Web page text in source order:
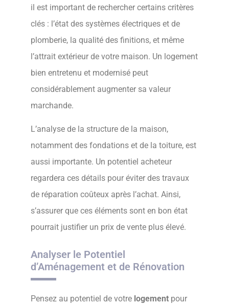
il est important de rechercher certains critères
clés : l’état des systèmes électriques et de
plomberie, la qualité des finitions, et même
l’attrait extérieur de votre maison. Un logement
bien entretenu et modernisé peut
considérablement augmenter sa valeur
marchande.
L’analyse de la structure de la maison,
notamment des fondations et de la toiture, est
aussi importante. Un potentiel acheteur
regardera ces détails pour éviter des travaux
de réparation coûteux après l’achat. Ainsi,
s’assurer que ces éléments sont en bon état
pourrait justifier un prix de vente plus élevé.
Analyser le Potentiel
d’Aménagement et de Rénovation
Pensez au potentiel de votre logement pour